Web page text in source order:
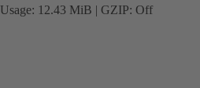
12.43 MiB | GZIP: Off